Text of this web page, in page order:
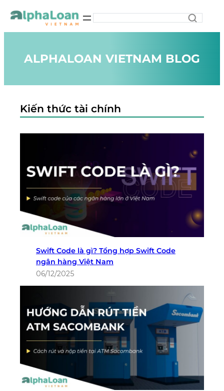
ALPHALOAN VIETNAM BLOG
Kiến thức tài chính
Swift Code là gì? Tổng hợp Swift Code
ngân hàng Việt Nam
06/12/2025